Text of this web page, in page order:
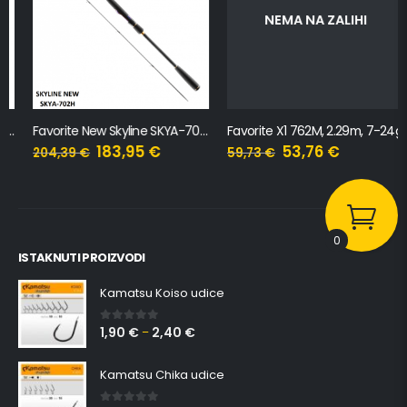
Favorite New Skyline SKYA-702H, 2.13m, 15-45g
204,39€ 183,95€
NEMA NA ZALIHI
Favorite X1 762M, 2.29m, 7-24g
59,73€ 53,76€
ISTAKNUTI PROIZVODI
Kamatsu Koiso udice
0 out of 5
1,90 € – 2,40 €
Kamatsu Chika udice
0